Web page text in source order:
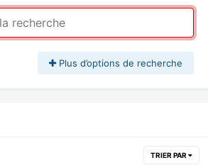
Plus d’options de recherche
TRIER PAR